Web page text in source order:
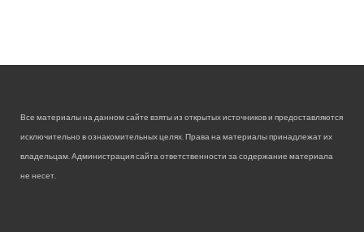
Все материалы на данном сайте взяты из открытых источников и предоставляются
исключительно в ознакомительных целях. Права на материалы принадлежат их
владельцам. Администрация сайта ответственности за содержание материала
не несет.